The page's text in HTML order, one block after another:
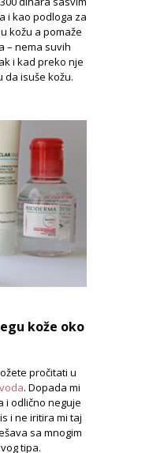
i kao podloga za
kožu a pomaže
– nema suvih
i kad preko nje
da isuše kožu.
kože oko
pročitati u
. Dopada mi
i odlično neguje
i ne iritira mi taj
sa mnogim
tipa.